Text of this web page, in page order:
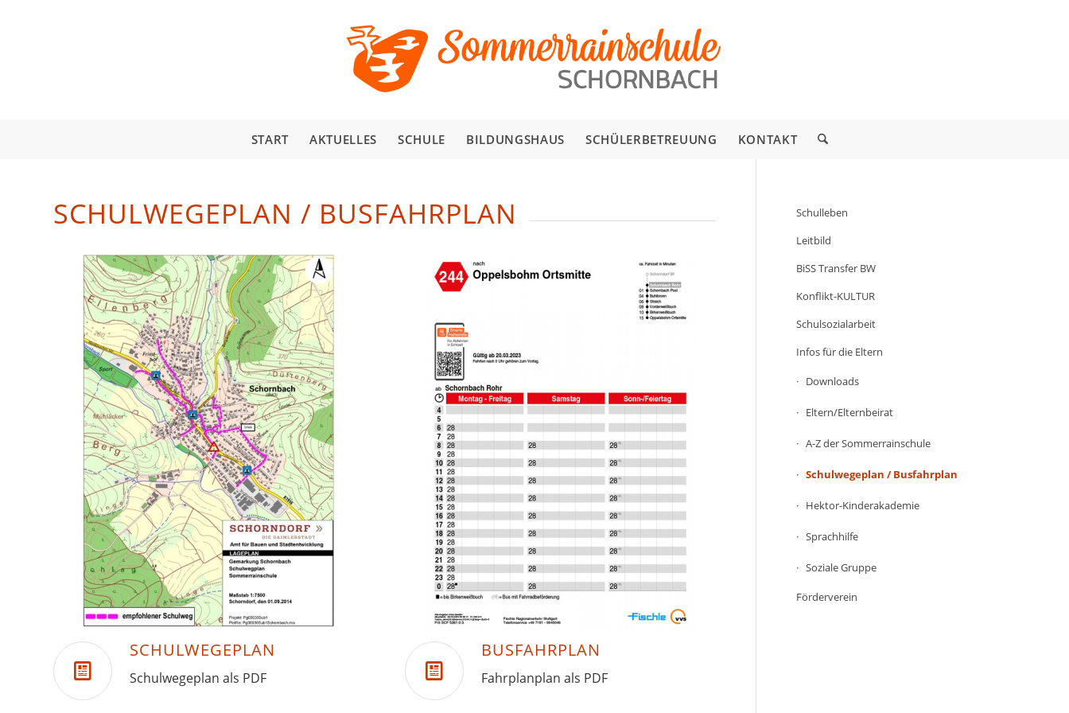
START AKTUELLES SCHULE BILDUNGSHAUS SCHÜLERBETREUUNG KONTAKT
SCHULWEGEPLAN / BUSFAHRPLAN
SCHULWEGEPLAN
Schulwegeplan als PDF
BUSFAHRPLAN
Fahrplanplan als PDF
Schulleben
Leitbild
BiSS Transfer BW
Konflikt-KULTUR
Schulsozialarbeit
Infos für die Eltern
Downloads
Eltern/Elternbeirat
A-Z der Sommerrainschule
Schulwegeplan / Busfahrplan
Hektor-Kinderakademie
Sprachhilfe
Soziale Gruppe
Förderverein